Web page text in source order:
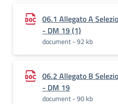
06.1 Allegato A
- DM 19 (1)
document - 92 kb
06.2 Allegato B
- DM 19
document - 90 kb